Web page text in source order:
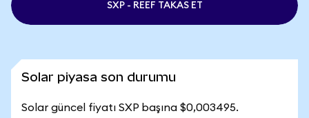
SXP - REEF TAKAS ET
Solar piyasa son durumu
Solar güncel fiyatı SXP başına $0,003495.